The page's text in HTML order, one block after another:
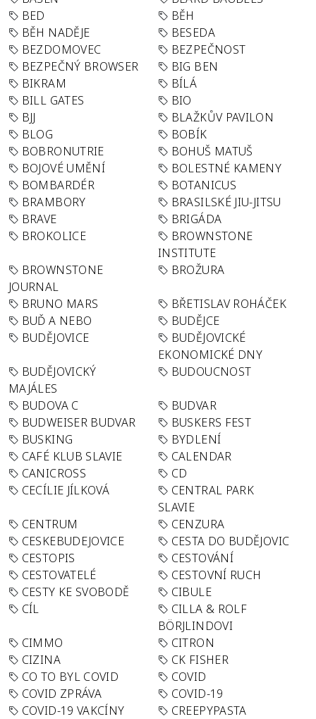
BED
BĚH
BĚH NADĚJE
BESEDA
BEZDOMOVEC
BEZPEČNOST
BEZPEČNÝ BROWSER
BIG BEN
BIKRAM
BÍLÁ
BILL GATES
BIO
BJJ
BLAŽKŮV PAVILON
BLOG
BOBÍK
BOBRONUTRIE
BOHUŠ MATUŠ
BOJOVÉ UMĚNÍ
BOLESTNÉ KAMENY
BOMBARDÉR
BOTANICUS
BRAMBORY
BRASILSKÉ JIU-JITSU
BRAVE
BRIGÁDA
BROKOLICE
BROWNSTONE
INSTITUTE
BROWNSTONE
JOURNAL
BROŽURA
BRUNO MARS
BŘETISLAV ROHÁČEK
BUĎ A NEBO
BUDĚJCE
BUDĚJOVICE
BUDĚJOVICKÉ
EKONOMICKÉ DNY
BUDĚJOVICKÝ
MAJÁLES
BUDOUCNOST
BUDOVA C
BUDVAR
BUDWEISER BUDVAR
BUSKERS FEST
BUSKING
BYDLENÍ
CAFÉ KLUB SLAVIE
CALENDAR
CANICROSS
CD
CECÍLIE JÍLKOVÁ
CENTRAL PARK
SLAVIE
CENTRUM
CENZURA
CESKEBUDEJOVICE
CESTA DO BUDĚJOVIC
CESTOPIS
CESTOVÁNÍ
CESTOVATELÉ
CESTOVNÍ RUCH
CESTY KE SVOBODĚ
CIBULE
CÍL
CILLA & ROLF
BÖRJLINDOVI
CIMMO
CITRON
CIZINA
CK FISHER
CO TO BYL COVID
COVID
COVID ZPRÁVA
COVID-19
COVID-19 VAKCÍNY
CREEPYPASTA